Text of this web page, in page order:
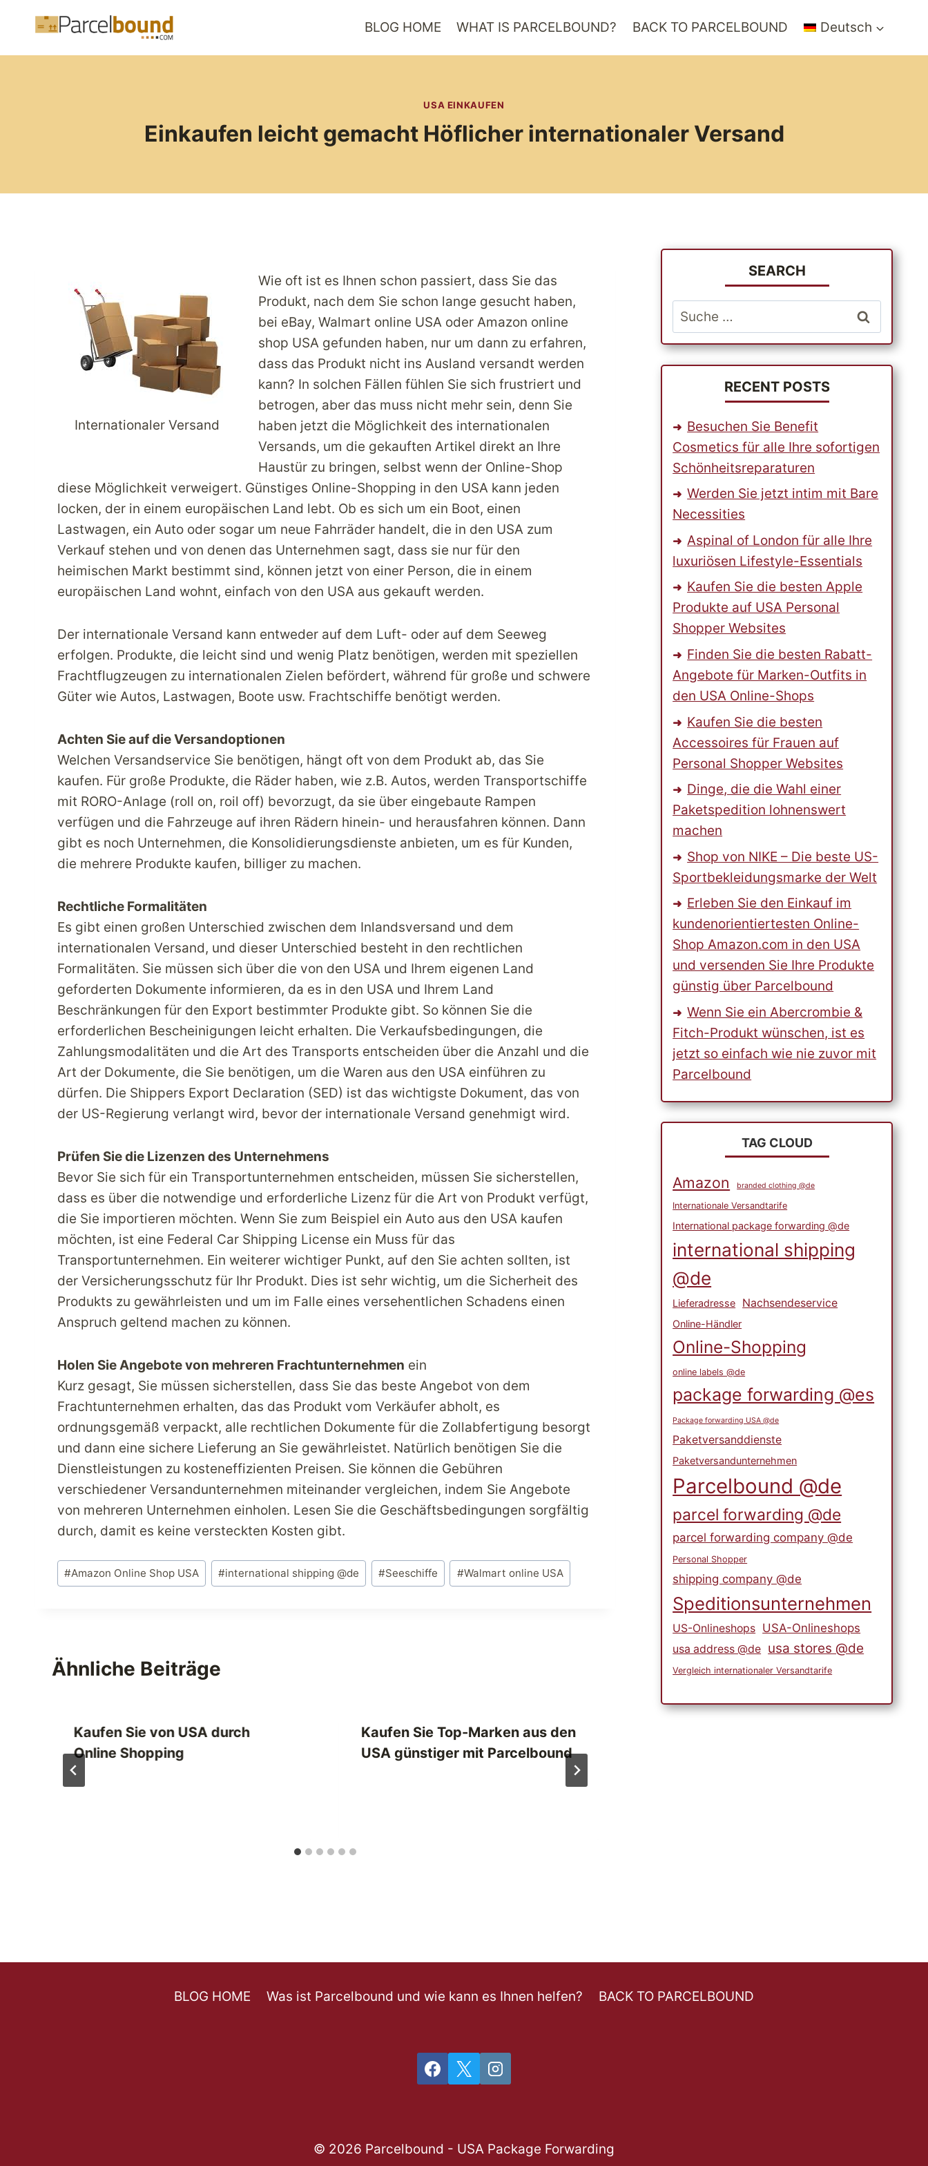
BLOG HOME WHAT IS PARCELBOUND? BACK TO PARCELBOUND Deutsch
USA EINKAUFEN
Einkaufen leicht gemacht Höflicher internationaler Versand
Internationaler Versand
Wie oft ist es Ihnen schon passiert, dass Sie das
Produkt, nach dem Sie schon lange gesucht haben,
bei eBay, Walmart online USA oder Amazon online
shop USA gefunden haben, nur um dann zu erfahren,
dass das Produkt nicht ins Ausland versandt werden
kann? In solchen Fällen fühlen Sie sich frustriert und
betrogen, aber das muss nicht mehr sein, denn Sie
haben jetzt die Möglichkeit des internationalen
Versands, um die gekauften Artikel direkt an Ihre
Haustür zu bringen, selbst wenn der Online-Shop
diese Möglichkeit verweigert. Günstiges Online-Shopping in den USA kann jeden
locken, der in einem europäischen Land lebt. Ob es sich um ein Boot, einen
Lastwagen, ein Auto oder sogar um neue Fahrräder handelt, die in den USA zum
Verkauf stehen und von denen das Unternehmen sagt, dass sie nur für den
heimischen Markt bestimmt sind, können jetzt von einer Person, die in einem
europäischen Land wohnt, einfach von den USA aus gekauft werden.
Der internationale Versand kann entweder auf dem Luft- oder auf dem Seeweg
erfolgen. Produkte, die leicht sind und wenig Platz benötigen, werden mit speziellen
Frachtflugzeugen zu internationalen Zielen befördert, während für große und schwere
Güter wie Autos, Lastwagen, Boote usw. Frachtschiffe benötigt werden.
Achten Sie auf die Versandoptionen
Welchen Versandservice Sie benötigen, hängt oft von dem Produkt ab, das Sie
kaufen. Für große Produkte, die Räder haben, wie z.B. Autos, werden Transportschiffe
mit RORO-Anlage (roll on, roil off) bevorzugt, da sie über eingebaute Rampen
verfügen und die Fahrzeuge auf ihren Rädern hinein- und herausfahren können. Dann
gibt es noch Unternehmen, die Konsolidierungsdienste anbieten, um es für Kunden,
die mehrere Produkte kaufen, billiger zu machen.
Rechtliche Formalitäten
Es gibt einen großen Unterschied zwischen dem Inlandsversand und dem
internationalen Versand, und dieser Unterschied besteht in den rechtlichen
Formalitäten. Sie müssen sich über die von den USA und Ihrem eigenen Land
geforderten Dokumente informieren, da es in den USA und Ihrem Land
Beschränkungen für den Export bestimmter Produkte gibt. So können Sie die
erforderlichen Bescheinigungen leicht erhalten. Die Verkaufsbedingungen, die
Zahlungsmodalitäten und die Art des Transports entscheiden über die Anzahl und die
Art der Dokumente, die Sie benötigen, um die Waren aus den USA einführen zu
dürfen. Die Shippers Export Declaration (SED) ist das wichtigste Dokument, das von
der US-Regierung verlangt wird, bevor der internationale Versand genehmigt wird.
Prüfen Sie die Lizenzen des Unternehmens
Bevor Sie sich für ein Transportunternehmen entscheiden, müssen Sie sicherstellen,
dass es über die notwendige und erforderliche Lizenz für die Art von Produkt verfügt,
die Sie importieren möchten. Wenn Sie zum Beispiel ein Auto aus den USA kaufen
möchten, ist eine Federal Car Shipping License ein Muss für das
Transportunternehmen. Ein weiterer wichtiger Punkt, auf den Sie achten sollten, ist
der Versicherungsschutz für Ihr Produkt. Dies ist sehr wichtig, um die Sicherheit des
Produkts zu gewährleisten und um im Falle eines versehentlichen Schadens einen
Anspruch geltend machen zu können.
Holen Sie Angebote von mehreren Frachtunternehmen ein
Kurz gesagt, Sie müssen sicherstellen, dass Sie das beste Angebot von dem
Frachtunternehmen erhalten, das das Produkt vom Verkäufer abholt, es
ordnungsgemäß verpackt, alle rechtlichen Dokumente für die Zollabfertigung besorgt
und dann eine sichere Lieferung an Sie gewährleistet. Natürlich benötigen Sie die
Dienstleistungen zu kosteneffizienten Preisen. Sie können die Gebühren
verschiedener Versandunternehmen miteinander vergleichen, indem Sie Angebote
von mehreren Unternehmen einholen. Lesen Sie die Geschäftsbedingungen sorgfältig
durch, damit es keine versteckten Kosten gibt.
Schlagworte:
#Amazon Online Shop USA #international shipping @de #Seeschiffe #Walmart online USA
Ähnliche Beiträge
Kaufen Sie von USA durch
Online Shopping
Kaufen Sie Top-Marken aus den
USA günstiger mit Parcelbound
SEARCH
Suche
nach:
RECENT POSTS
Besuchen Sie Benefit
Cosmetics für alle Ihre sofortigen
Schönheitsreparaturen
Werden Sie jetzt intim mit Bare
Necessities
Aspinal of London für alle Ihre
luxuriösen Lifestyle-Essentials
Kaufen Sie die besten Apple
Produkte auf USA Personal
Shopper Websites
Finden Sie die besten Rabatt-
Angebote für Marken-Outfits in
den USA Online-Shops
Kaufen Sie die besten
Accessoires für Frauen auf
Personal Shopper Websites
Dinge, die die Wahl einer
Paketspedition lohnenswert
machen
Shop von NIKE – Die beste US-
Sportbekleidungsmarke der Welt
Erleben Sie den Einkauf im
kundenorientiertesten Online-
Shop Amazon.com in den USA
und versenden Sie Ihre Produkte
günstig über Parcelbound
Wenn Sie ein Abercrombie &
Fitch-Produkt wünschen, ist es
jetzt so einfach wie nie zuvor mit
Parcelbound
TAG CLOUD
Amazon branded clothing @de
Internationale Versandtarife
International package forwarding @de
international shipping
@de
Lieferadresse Nachsendeservice
Online-Händler
Online-Shopping
online labels @de
package forwarding @es
Package forwarding USA @de
Paketversanddienste
Paketversandunternehmen
Parcelbound @de
parcel forwarding @de
parcel forwarding company @de
Personal Shopper
shipping company @de
Speditionsunternehmen
US-Onlineshops USA-Onlineshops
usa address @de usa stores @de
Vergleich internationaler Versandtarife
BLOG HOME Was ist Parcelbound und wie kann es Ihnen helfen? BACK TO PARCELBOUND
© 2026 Parcelbound - USA Package Forwarding